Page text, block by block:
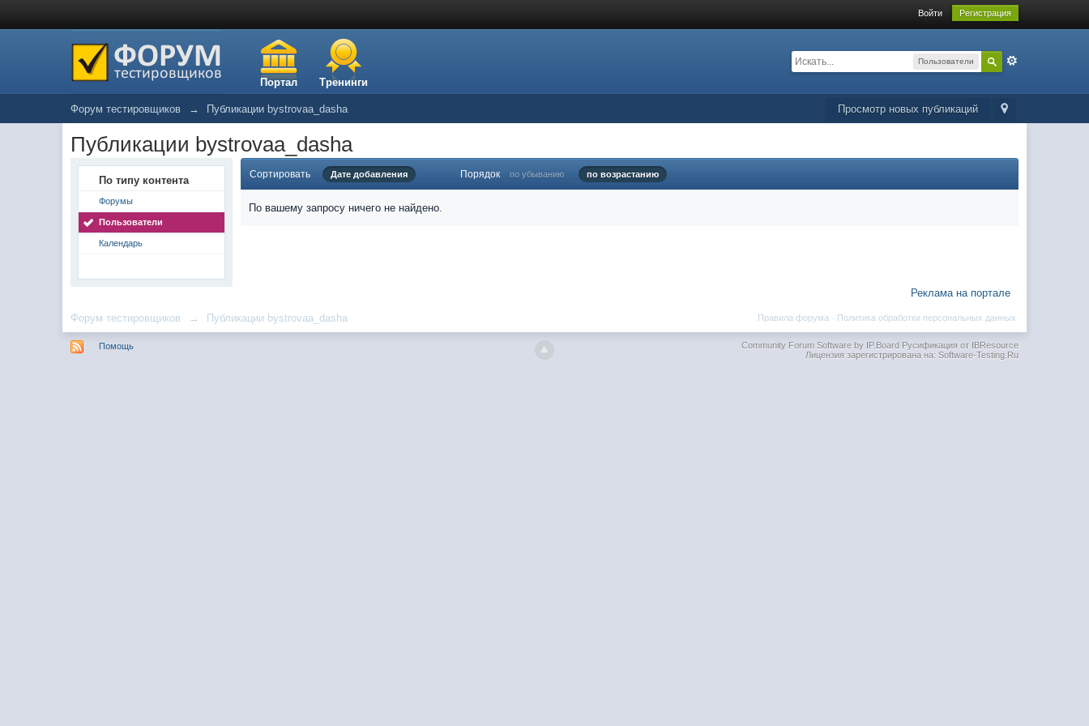
Войти Регистрация
Портал Тренинги
Пользователи
Просмотр новых публикаций
Форум тестировщиков → Публикации bystrovaa_dasha
Публикации bystrovaa_dasha
По типу контента
Форумы
Пользователи
Календарь
Сортировать Дате добавления Порядок по убыванию по возрастанию
По вашему запросу ничего не найдено.
Реклама на портале
Форум тестировщиков → Публикации bystrovaa_dasha Политика обработки персональных данных
Правила форума ·
Помощь Community Forum Software by IP.BoardРусификация от IBResource
Лицензия зарегистрирована на: Software-Testing.Ru